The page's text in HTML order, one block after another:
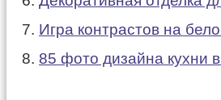
Игра контрастов на
85 фото дизайна кухни